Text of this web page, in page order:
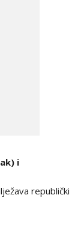
i
republički